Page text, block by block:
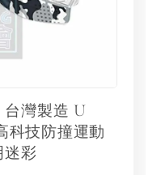
台灣製造 U
科技防撞運動
迷彩